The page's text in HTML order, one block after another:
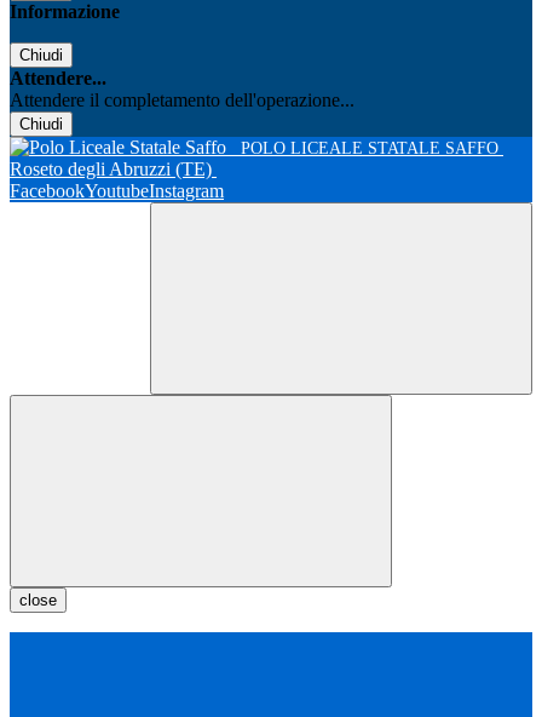
Informazione
Chiudi
Attendere...
Attendere il completamento dell'operazione...
Chiudi
POLO LICEALE STATALE SAFFO
Roseto degli Abruzzi (TE)
FacebookYoutubeInstagram
close